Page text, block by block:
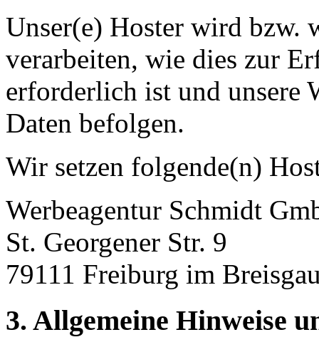
Unser(e) Hoster wird bzw.
verarbeiten, wie dies zur
erforderlich ist und unsere
Daten befolgen.
Wir setzen folgende(n)
Werbeagentur Schmidt
St. Georgener Str. 9
79111 Freiburg im
3. Allgemeine Hinweise